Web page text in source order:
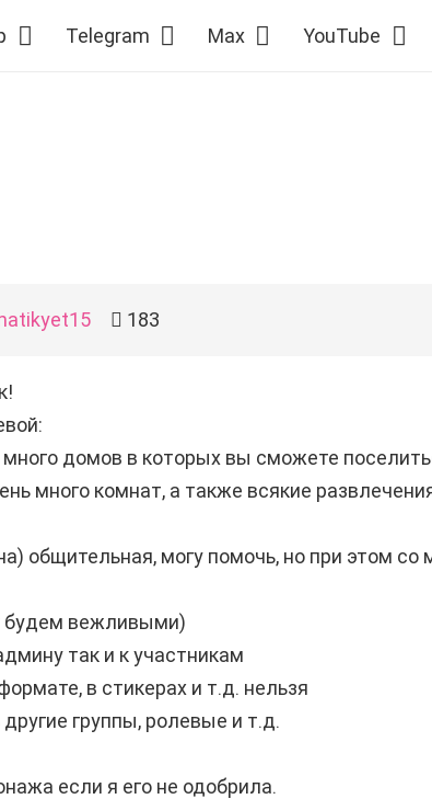
Telegram Max YouTube
183
домов в которых вы сможете
много комнат, а также всякие
общительная, могу помочь, но при этом со
будем вежливыми)
так и к участникам
в стикерах и т.д. нельзя
группы, ролевые и т.д.
если я его не одобрила.